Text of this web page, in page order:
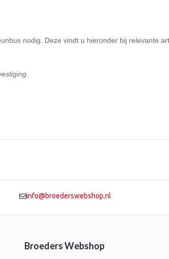
nodig. Deze vindt u hieronder bij relevante
info@broederswebshop.nl
Broeders Webshop